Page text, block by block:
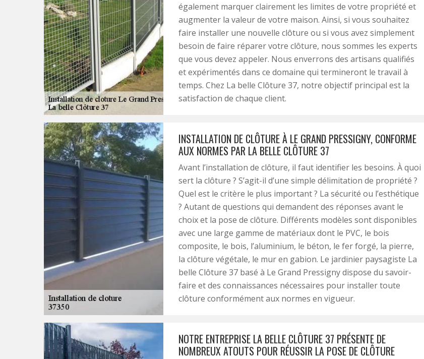
également marquer clairement les limites de votre propriété et
augmenter la valeur de votre maison. Ainsi, si vous souhaitez
faire installer une nouvelle clôture ou si vous avez simplement
besoin de faire réparer votre clôture, nous sommes les experts
que vous devez appeler. Nous enverrons des artisans qualifiés
et expérimentés dans ce domaine qui termineront le travail à
temps. Chez La belle Clôture 37, notre objectif principal est la
satisfaction de chaque client.
INSTALLATION DE CLÔTURE À LE GRAND PRESSIGNY, CONFORME
AUX NORMES PAR LA BELLE CLÔTURE 37
Avant l’installation de clôture, il faut identifier les besoins. À quoi
sert la clôture ? S’agit-il d’une simple délimitation de propriété ?
Quel est le critère le plus important ? La sécurité ou l’esthétique
? Autant de questions qui demandent des réponses avant le
choix et la pose de clôture. Différents modèles sont disponibles
avec une large gamme de matériaux dont le PVC, le bois
composite, le bois, l’aluminium, le béton, le fer forgé, la pierre,
la clôture végétale, le mur en gabion. Le jardinier paysagiste La
belle Clôture 37 basé à Le Grand Pressigny dispose du savoir-
faire et des connaissances nécessaires pour installer toute
clôture conformément aux normes en vigueur.
NOTRE ENTREPRISE LA BELLE CLÔTURE 37 PRÉSENTE DE
NOMBREUX ATOUTS POUR RÉUSSIR LA POSE DE CLÔTURE